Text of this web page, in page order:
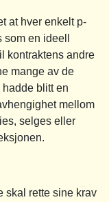
at hver enkelt p-
en ideell
kontraktens andre
mange av de
blitt en
mellom
selges eller
skal rette sine krav